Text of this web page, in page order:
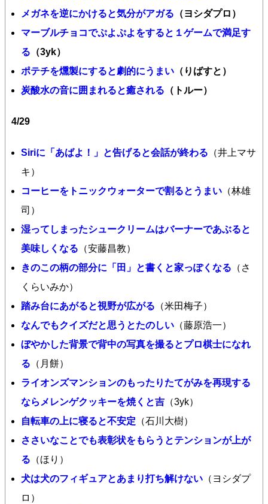
メガネを逆にかけると気分がアガる （ヨシダプロ）
マーブルチョコでぷよぷよをすると１ゲームで満足す
る （3yk）
ポテチを燻製にすると劇的にうまい （りばすと）
炭酸水の音に囲まれると癒される （トルー）
4/29
Siriに「あばよ！」と告げると会話が終わる （井上マサ
キ）
コーヒーをトニックウォーターで割るとうまい （林雄
司）
湿ってしまったシュークリームはバーナーであぶると
美味しくなる （安藤昌教）
きのこの柄の部分に「田」と書くと家っぽくなる （さ
くらいみか）
踏み台にあがると視野が広がる （米田梅子）
なんでもクイズだと思うとたのしい （藤原浩一）
ぼやかした背景で背中の写真を撮るとプロ棋士になれ
る （月餅）
ライオンズマンションのもったりたてがみを再現する
ならメレンゲクッキーを焼くと吉 （3yk）
自転車の上に寝ると不安定 （石川大樹）
ささいなことでも表彰状をもらうとテンションが上が
る （ほり）
犬は犬のフィギュアとあまり打ち解けない （ヨシダプ
ロ）